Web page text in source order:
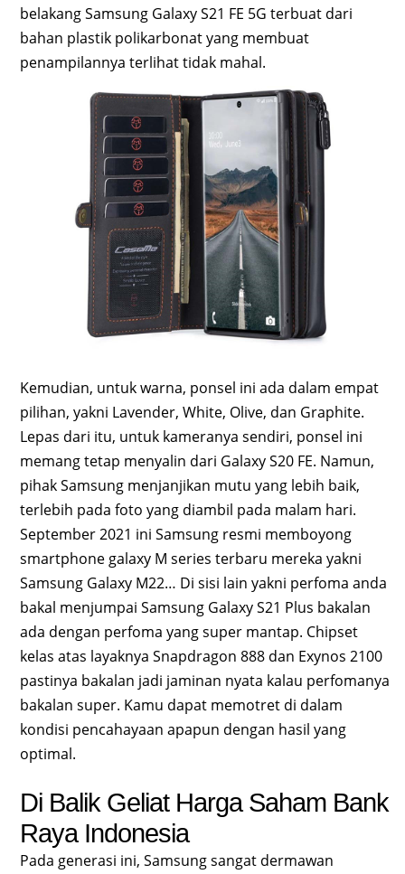
belakang Samsung Galaxy S21 FE 5G terbuat dari
bahan plastik polikarbonat yang membuat
penampilannya terlihat tidak mahal.
Kemudian, untuk warna, ponsel ini ada dalam empat
pilihan, yakni Lavender, White, Olive, dan Graphite.
Lepas dari itu, untuk kameranya sendiri, ponsel ini
memang tetap menyalin dari Galaxy S20 FE. Namun,
pihak Samsung menjanjikan mutu yang lebih baik,
terlebih pada foto yang diambil pada malam hari.
September 2021 ini Samsung resmi memboyong
smartphone galaxy M series terbaru mereka yakni
Samsung Galaxy M22… Di sisi lain yakni perfoma anda
bakal menjumpai Samsung Galaxy S21 Plus bakalan
ada dengan perfoma yang super mantap. Chipset
kelas atas layaknya Snapdragon 888 dan Exynos 2100
pastinya bakalan jadi jaminan nyata kalau perfomanya
bakalan super. Kamu dapat memotret di dalam
kondisi pencahayaan apapun dengan hasil yang
optimal.
Di Balik Geliat Harga Saham Bank
Raya Indonesia
Pada generasi ini, Samsung sangat dermawan